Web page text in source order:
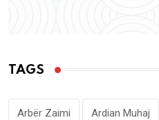
TAGS
Arbër Zaimi Ardian Muhaj